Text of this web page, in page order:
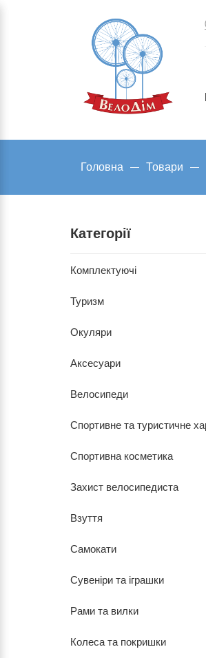
Головна Товари
Категорії
Комплектуючі
Туризм
Окуляри
Аксесуари
Велосипеди
Спортивне та туристичне
Спортивна косметика
Захист велосипедиста
Взуття
Самокати
Сувеніри та іграшки
Рами та вилки
Колеса та покришки